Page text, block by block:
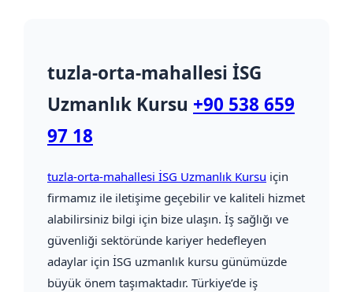
tuzla-orta-mahallesi İSG
Uzmanlık Kursu +90 538 659
97 18
tuzla-orta-mahallesi İSG Uzmanlık Kursu için
firmamız ile iletişime geçebilir ve kaliteli hizmet
alabilirsiniz bilgi için bize ulaşın. İş sağlığı ve
güvenliği sektöründe kariyer hedefleyen
adaylar için İSG uzmanlık kursu günümüzde
büyük önem taşımaktadır. Türkiye’de iş